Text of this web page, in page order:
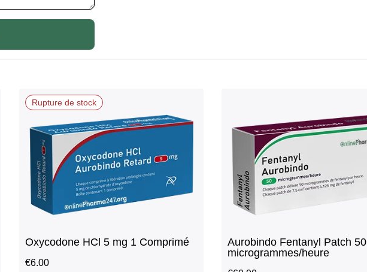
Rupture de stock
Oxycodone HCl 5 mg 1 Comprimé
€6.00
Aurobindo Fentanyl Patch 50
microgrammes/heure